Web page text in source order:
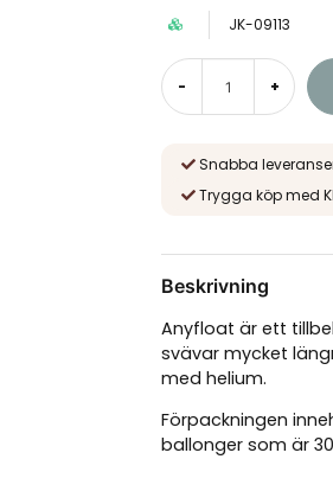
JK-09113
- +
Snabba
Trygga köp med
Beskrivning
Anyfloat är ett
svävar mycket
med helium.
Förpackningen
ballonger som är